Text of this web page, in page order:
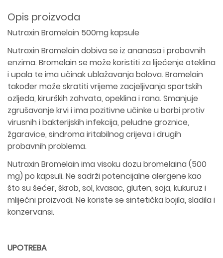
Opis proizvoda
Nutraxin Bromelain 500mg kapsule
Nutraxin Bromelain dobiva se iz ananasa i probavnih
enzima. Bromelain se može koristiti za liječenje oteklina
i upala te ima učinak ublažavanja bolova. Bromelain
također može skratiti vrijeme zacjeljivanja sportskih
ozljeda, kirurških zahvata, opeklina i rana. Smanjuje
zgrušavanje krvi i ima pozitivne učinke u borbi protiv
virusnih i bakterijskih infekcija, peludne groznice,
žgaravice, sindroma iritabilnog crijeva i drugih
probavnih problema.
Nutraxin Bromelain ima visoku dozu bromelaina (500
mg) po kapsuli. Ne sadrži potencijalne alergene kao
što su šećer, škrob, sol, kvasac, gluten, soja, kukuruz i
mliječni proizvodi. Ne koriste se sintetička bojila, sladila i
konzervansi.
UPOTREBA